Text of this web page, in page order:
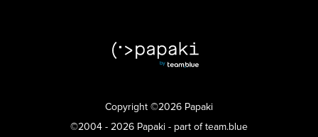
Copyright ©2026 Papaki
©2004 - 2026 Papaki - part of team.blue